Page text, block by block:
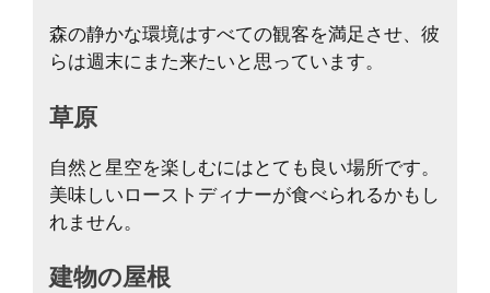
森の静かな環境はすべての観客を満足させ、彼
らは週末にまた来たいと思っています。
草原
自然と星空を楽しむにはとても良い場所です。
美味しいローストディナーが食べられるかもし
れません。
建物の屋根